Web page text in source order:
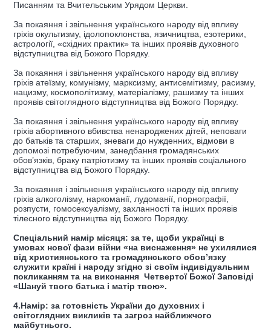
Писанням та Вчительським Урядом Церкви.
За покаяння і звільнення українського народу від впливу
гріхів окультизму, ідолопоклонства, язичництва, езотерики,
астрології, «східних практик» та інших проявів духовного
відступництва від Божого Порядку.
За покаяння і звільнення українського народу від впливу
гріхів атеїзму, комунізму, марксизму, антисемітизму, расизму,
нацизму, космополітизму, матеріалізму, рашизму та інших
проявів світоглядного відступництва від Божого Порядку.
За покаяння і звільнення українського народу від впливу
гріхів абортивного вбивства ненароджених дітей, неповаги
до батьків та старших, зневаги до нужденних, відмови в
допомозі потребуючим, занедбання громадянських
обов’язків, браку патріотизму та інших проявів соціального
відступництва від Божого Порядку.
За покаяння і звільнення українського народу від впливу
гріхів алкоголізму, наркоманії, лудоманії, порнографії,
розпусти, гомосексуалізму, захланності та інших проявів
тілесного відступництва від Божого Порядку.
Спеціальний намір місяця: за те, щоби українці в
умовах нової фази війни «на виснаження» не ухилялися
від християнського та громадянського обов’язку
служити країні і народу згідно зі своїм індивідуальним
покликанням та на виконання Четвертої Божої Заповіді
«Шануй твого батька і матір твою».
4.Намір: за готовність України до духовних і
світоглядних викликів та загроз найближчого
майбутнього.